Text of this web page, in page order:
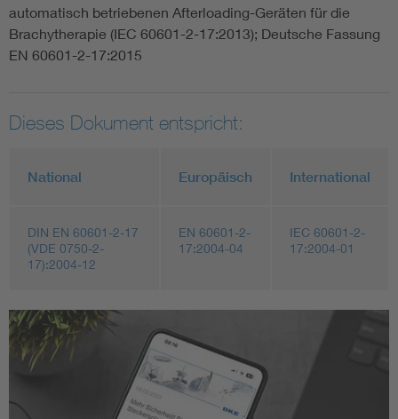
automatisch betriebenen Afterloading-Geräten für die
Brachytherapie (IEC 60601-2-17:2013); Deutsche Fassung
EN 60601-2-17:2015
Dieses Dokument entspricht:
National Europäisch International
DIN EN 60601-2-17
(VDE 0750-2-
17):2004-12
EN 60601-2-
17:2004-04
IEC 60601-2-
17:2004-01